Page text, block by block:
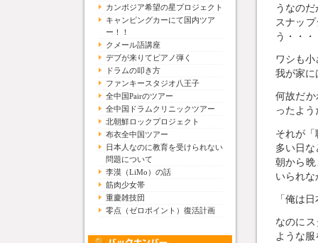
カンボジア希望の星プロジェクト
キャンピングカーにて国内ツア
ー！！
クメール語講座
デブが来りてピアノ弾く
ドラムの叩き方
ファンキースタジオ八王子
全中国Pairのツアー
全中国ドラムクリニックツアー
北朝鮮ロックプロジェクト
布衣全中国ツアー
日本人なのに教育を受けられない
問題について
李漠（LiMo）の話
筋肉少女帯
重慶雑技団
零点（ゼロポイント）復活計画
うなのだ
スナッ
う・・・
ワシも
我が家に
何故だ
ったよ
それが
多い日
朝から
いられな
「俺は
なのに
ような